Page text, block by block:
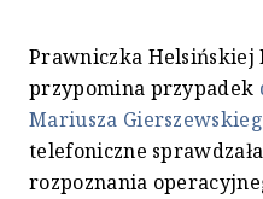
Prawniczka Helsińskiej
przypomina przypadek
Mariusza
telefoniczne
rozpoznania